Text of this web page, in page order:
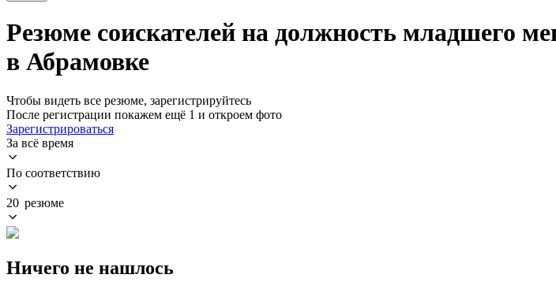
Резюме соискателей на должность младшего
в Абрамовке
Чтобы видеть все резюме, зарегистрируйтесь
После регистрации покажем ещё 1 и откроем фото
Зарегистрироваться
За всё время
По соответствию
20 резюме
Ничего не нашлось